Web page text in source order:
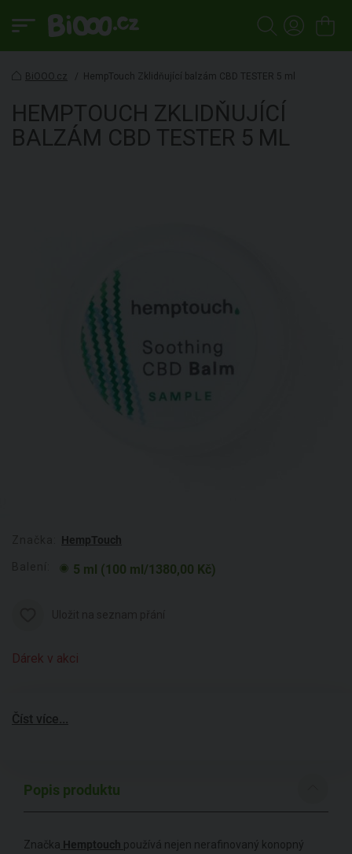
BiOOO.cz / HempTouch Zklidňující balzám CBD TESTER 5 ml
HEMPTOUCH ZKLIDŇUJÍCÍ
BALZÁM CBD TESTER 5 ML
HempTouch
5 ml (100 ml/1380,00 Kč)
Dárek v akci
Číst více...
Popis produktu
Značka Hemptouch používá nejen nerafinovaný konopný